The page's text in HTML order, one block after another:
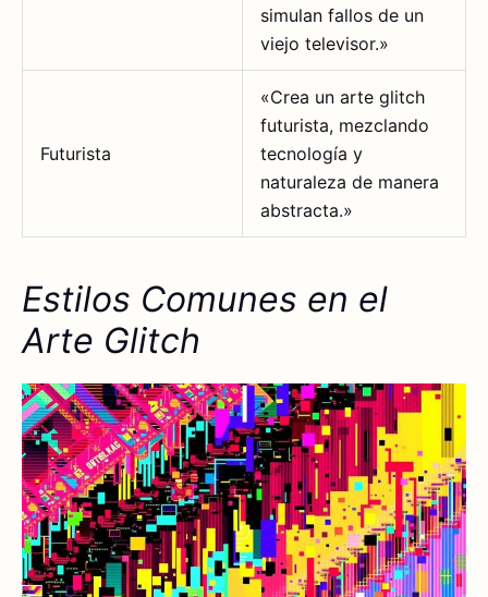
simulan fallos de un
viejo televisor.»
Futurista
«Crea un arte glitch
futurista, mezclando
tecnología y
naturaleza de manera
abstracta.»
Estilos Comunes en el
Arte Glitch